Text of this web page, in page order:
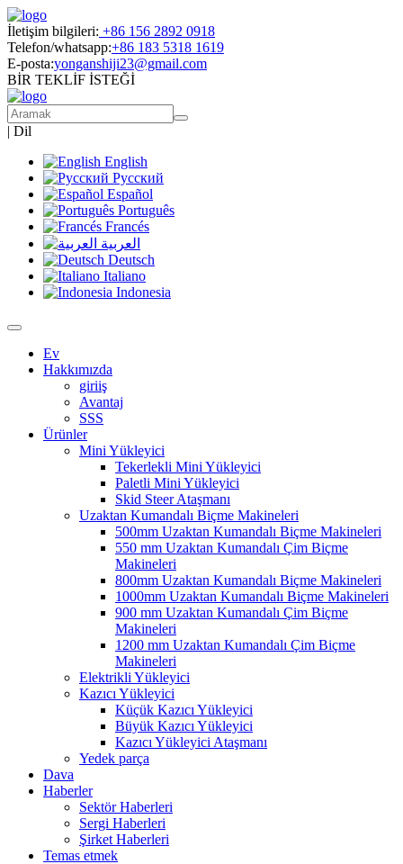
İletişim bilgileri: +86 156 2892 0918
Telefon/whatsapp:+86 183 5318 1619
E-posta:yonganshiji23@gmail.com
BİR TEKLİF İSTEĞİ
| Dil
English
Русский
Español
Português
Francés
العربية
Deutsch
Italiano
Indonesia
Ev
Hakkımızda
giriiş
Avantaj
SSS
Ürünler
Mini Yükleyici
Tekerlekli Mini Yükleyici
Paletli Mini Yükleyici
Skid Steer Ataşmanı
Uzaktan Kumandalı Biçme Makineleri
500mm Uzaktan Kumandalı Biçme Makineleri
550 mm Uzaktan Kumandalı Çim Biçme
Makineleri
800mm Uzaktan Kumandalı Biçme Makineleri
1000mm Uzaktan Kumandalı Biçme Makineleri
900 mm Uzaktan Kumandalı Çim Biçme
Makineleri
1200 mm Uzaktan Kumandalı Çim Biçme
Makineleri
Elektrikli Yükleyici
Kazıcı Yükleyici
Küçük Kazıcı Yükleyici
Büyük Kazıcı Yükleyici
Kazıcı Yükleyici Ataşmanı
Yedek parça
Dava
Haberler
Sektör Haberleri
Sergi Haberleri
Şirket Haberleri
Temas etmek